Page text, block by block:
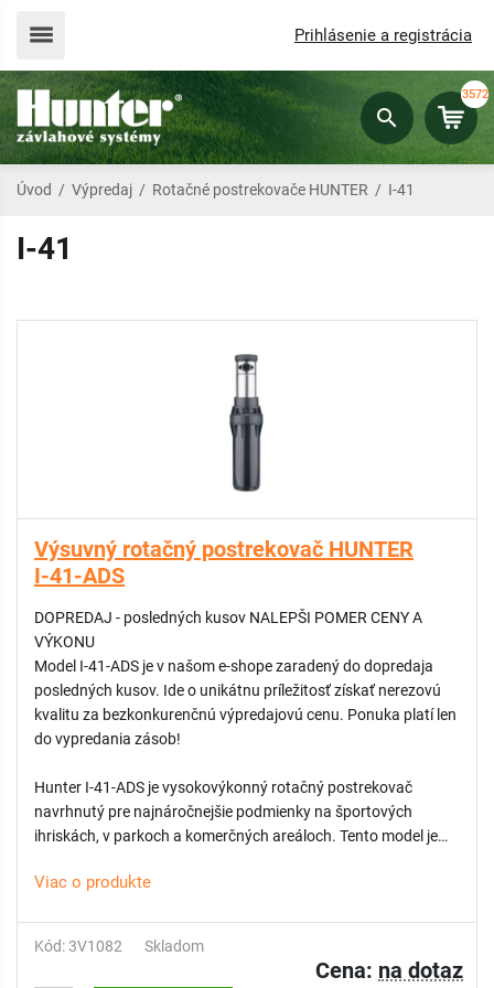
Prihlásenie a registrácia
3572
Úvod / Výpredaj / Rotačné postrekovače HUNTER / I-41
I-41
Výsuvný rotačný postrekovač HUNTER
I-41-ADS
DOPREDAJ - posledných kusov NALEPŠI POMER CENY A
VÝKONU
Model I-41-ADS je v našom e-shope zaradený do dopredaja
posledných kusov. Ide o unikátnu príležitosť získať nerezovú
kvalitu za bezkonkurenčnú výpredajovú cenu. Ponuka platí len
do vypredania zásob!
Hunter I-41-ADS je vysokovýkonný rotačný postrekovač
navrhnutý pre najnáročnejšie podmienky na športových
ihriskách, v parkoch a komerčných areáloch. Tento model je
extrémnu odolnosť voči abrazívnym nečistotám a
integrovaného spätného ventilu, ktorý udrží vodný stĺpec až do
Viac o produkte
Kód: 3V1082 Skladom
Cena: na dotaz